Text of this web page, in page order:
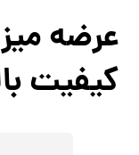
عرضه
کیفیت